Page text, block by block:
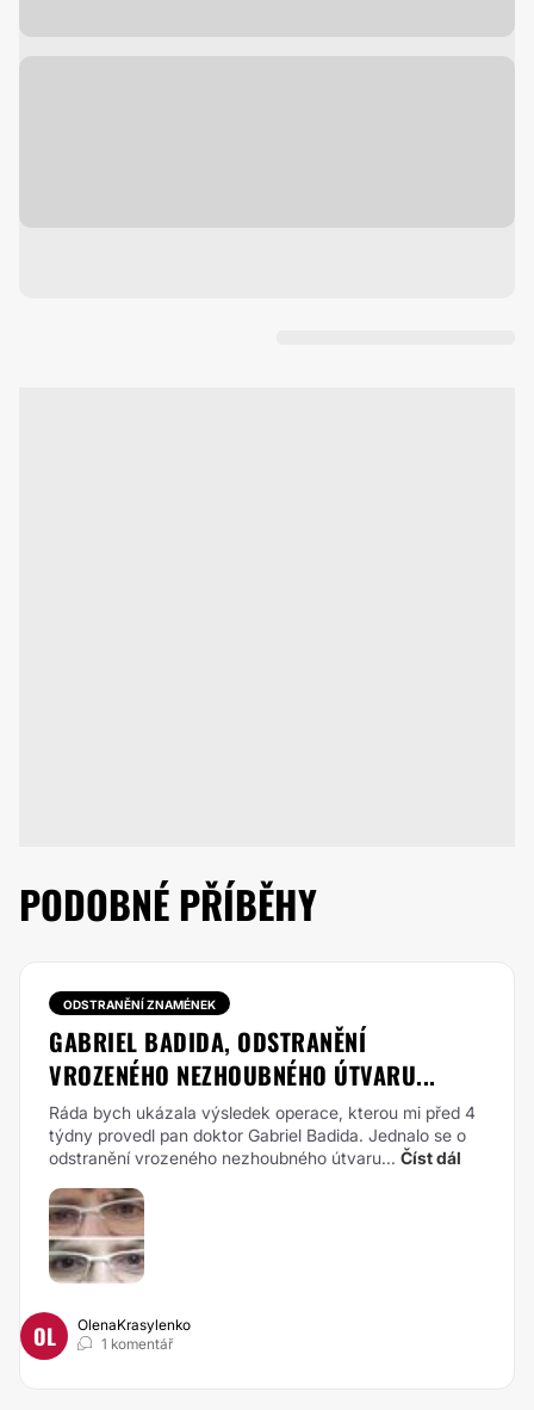
PODOBNÉ PŘÍBĚHY
ODSTRANĚNÍ ZNAMÉNEK
GABRIEL BADIDA, ODSTRANĚNÍ
VROZENÉHO NEZHOUBNÉHO ÚTVARU...
Ráda bych ukázala výsledek operace, kterou mi před 4
týdny provedl pan doktor Gabriel Badida. Jednalo se o
odstranění vrozeného nezhoubného útvaru... Číst dál
OL
OlenaKrasylenko
1 komentář